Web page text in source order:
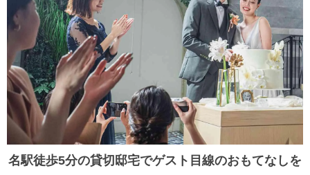
名駅徒歩5分の貸切邸宅でゲスト目線のおもてなしを